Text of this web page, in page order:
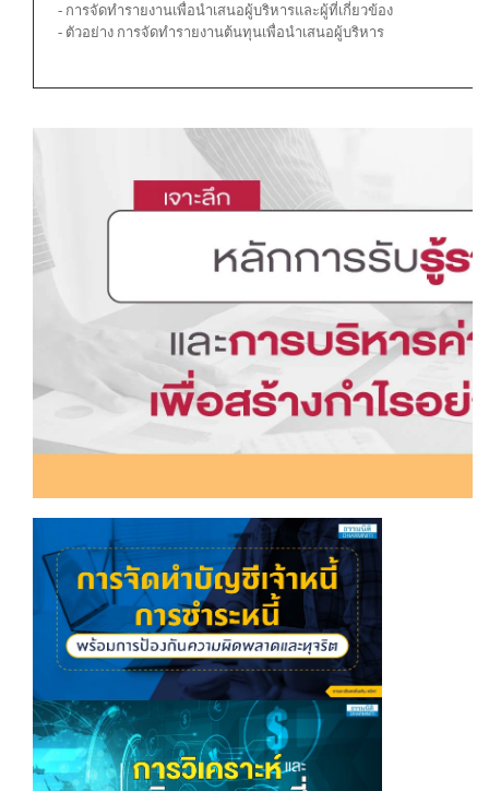
- การจัดทำรายงานเพื่อนำเสนอผู้บริหารและผู้ที่เกี่ยวข้อง
- ตัวอย่าง การจัดทำรายงานต้นทุนเพื่อนำเสนอผู้บริหาร